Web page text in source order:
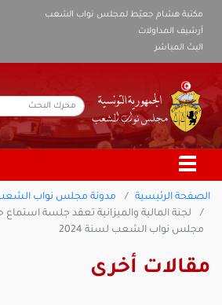
مكتبة هشام جعيّط لمجلس نواب الشعب
أرشيف المداولات
البث المباشر
الصفحة الرئيسية
مدونة مجلس نواب
لجنة المالية والميزانية تعقد جلسة
مجلس نواب الشعب لسنة 2024
مقالات أخرى